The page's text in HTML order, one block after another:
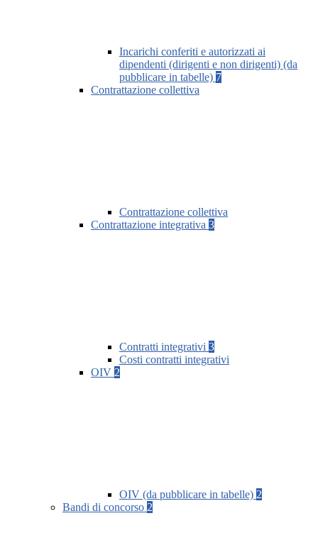
Incarichi conferiti e autorizzati ai
dipendenti (dirigenti e non dirigenti) (da
pubblicare in tabelle) 7
Contrattazione collettiva
Contrattazione collettiva
Contrattazione integrativa 3
Contratti integrativi 3
Costi contratti integrativi
OIV 2
OIV (da pubblicare in tabelle) 2
Bandi di concorso 2